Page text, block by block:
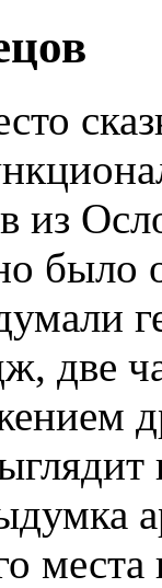
из
было
две
места